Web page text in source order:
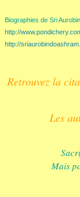
Biographies de Sri
http://
http://
Retrouvez la
Les
Mais